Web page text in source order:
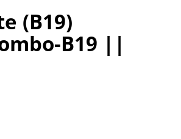
(B19)
B19 ||